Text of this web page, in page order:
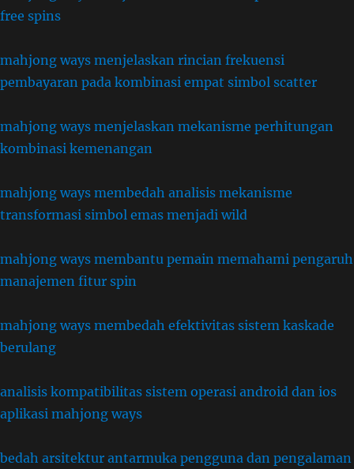
free spins
mahjong ways menjelaskan rincian frekuensi
pembayaran pada kombinasi empat simbol scatter
mahjong ways menjelaskan mekanisme perhitungan
kombinasi kemenangan
mahjong ways membedah analisis mekanisme
transformasi simbol emas menjadi wild
mahjong ways membantu pemain memahami pengaruh
manajemen fitur spin
mahjong ways membedah efektivitas sistem kaskade
berulang
analisis kompatibilitas sistem operasi android dan ios
aplikasi mahjong ways
bedah arsitektur antarmuka pengguna dan pengalaman